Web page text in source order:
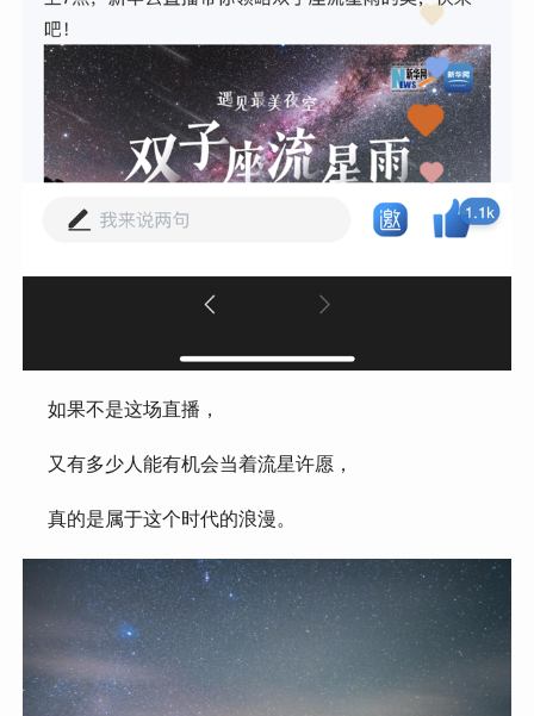
如果不是这场直播，
又有多少人能有机会当着流星许愿，
真的是属于这个时代的浪漫。